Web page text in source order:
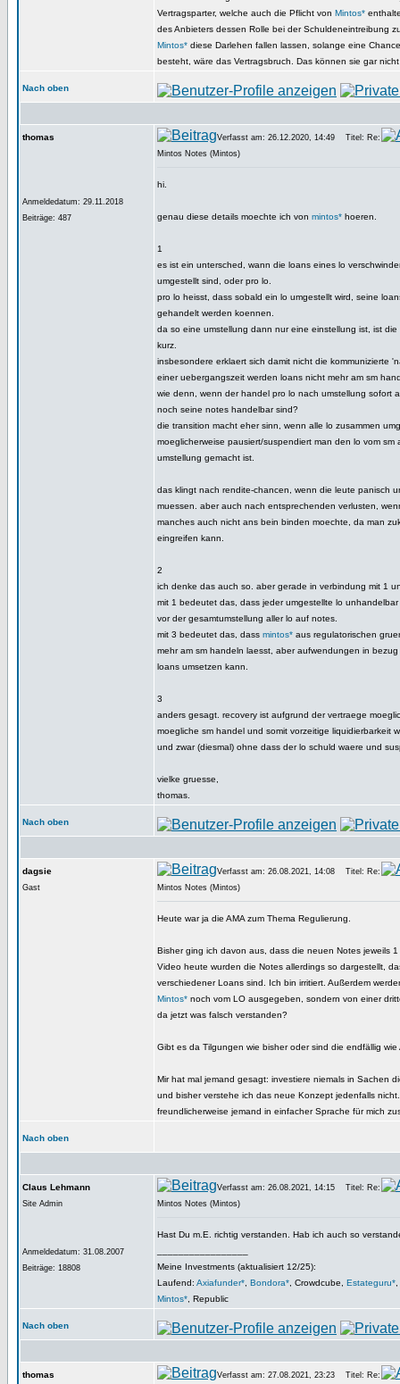
Vertragsparter, welche auch die Pflicht von Mintos*
des Anbieters dessen Rolle bei der Schuldeneintreibung
Mintos* diese Darlehen fallen lassen, solange eine
besteht, wäre das Vertragsbruch. Das können sie gar
Nach oben
thomas
Anmeldedatum: 29.11.2018
Beiträge: 487
Verfasst am: 26.12.2020, 14:49
Titel: Re:
Mintos Notes (Mintos)
hi.
genau diese details moechte ich von mintos* hoeren.
1
es ist ein untersched, wann die loans eines lo
umgestellt sind, oder pro lo.
pro lo heisst, dass sobald ein lo umgestellt wird, seine
gehandelt werden koennen.
da so eine umstellung dann nur eine einstellung ist, ist
kurz.
insbesondere erklaert sich damit nicht die kommunizierte
einer uebergangszeit werden loans nicht mehr am sm
wie denn, wenn der handel pro lo nach umstellung sofort
noch seine notes handelbar sind?
die transition macht eher sinn, wenn alle lo zusammen
moeglicherweise pausiert/suspendiert man den lo vom sm
umstellung gemacht ist.
das klingt nach rendite-chancen, wenn die leute panisch
muessen. aber auch nach entsprechenden verlusten,
manches auch nicht ans bein binden moechte, da man
eingreifen kann.
2
ich denke das auch so. aber gerade in verbindung mit 1
mit 1 bedeutet das, dass jeder umgestellte lo unhandelbar
vor der gesamtumstellung aller lo auf notes.
mit 3 bedeutet das, dass mintos* aus regulatorischen
mehr am sm handeln laesst, aber aufwendungen in
loans umsetzen kann.
3
anders gesagt. recovery ist aufgrund der vertraege
moegliche sm handel und somit vorzeitige liquidierbarkeit
und zwar (diesmal) ohne dass der lo schuld waere und
vielke gruesse,
thomas.
Nach oben
dagsie
Gast
Verfasst am: 26.08.2021, 14:08
Titel: Re:
Mintos Notes (Mintos)
Heute war ja die AMA zum Thema Regulierung.
Bisher ging ich davon aus, dass die neuen Notes jeweils
Video heute wurden die Notes allerdings so dargestellt,
verschiedener Loans sind. Ich bin irritiert. Außerdem
Mintos* noch vom LO ausgegeben, sondern von einer
da jetzt was falsch verstanden?
Gibt es da Tilgungen wie bisher oder sind die endfällig wie
Mir hat mal jemand gesagt: investiere niemals in Sachen
und bisher verstehe ich das neue Konzept jedenfalls
freundlicherweise jemand in einfacher Sprache für mich
Nach oben
Claus Lehmann
Site Admin
Anmeldedatum: 31.08.2007
Beiträge: 18808
Verfasst am: 26.08.2021, 14:15
Titel: Re:
Mintos Notes (Mintos)
Hast Du m.E. richtig verstanden. Hab ich auch so
Meine Investments (aktualisiert 12/25):
Laufend: Axiafunder* Bondora* , Crowdcube, Estateguru*
Mintos* , Republic
Nach oben
thomas Verfasst am: 27.08.2021, 23:23
Titel: Re: